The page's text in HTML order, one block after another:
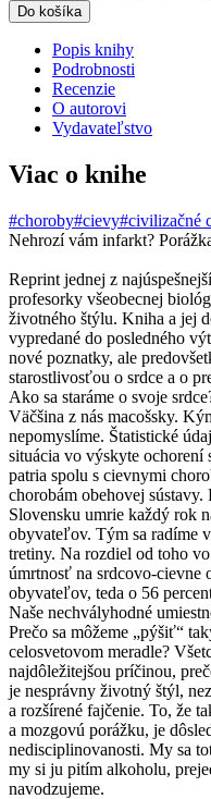
Do košíka
Popis knihy
Podrobnosti
Recenzie
O autorovi
Vydavateľstvo
Viac o knihe
#choroby#cievy#civilizačné
Nehrozí vám infarkt?
Reprint jednej z
profesorky všeobecnej
životného štýlu. Kniha a jej
vypredané do posledného
nové poznatky, ale
starostlivosťou o srdce a o
Ako sa staráme o svoje
Väčšina z nás macošsky.
nepomyslíme. Štatistické
situácia vo výskyte ochorení
patria spolu s cievnymi
chorobám obehovej
Slovensku umrie každý rok
obyvateľov. Tým sa radíme
tretiny. Na rozdiel od toho
úmrtnosť na srdcovo-cievne
obyvateľov, teda o 56
Naše nechvályhodné
Prečo sa môžeme „pýšiť“
celosvetovom meradle?
najdôležitejšou príčinou,
je nesprávny životný štýl,
a rozšírené fajčenie. To, že
a mozgovú porážku, je
nedisciplinovanosti. My sa
my si ju pitím alkoholu,
navodzujeme.